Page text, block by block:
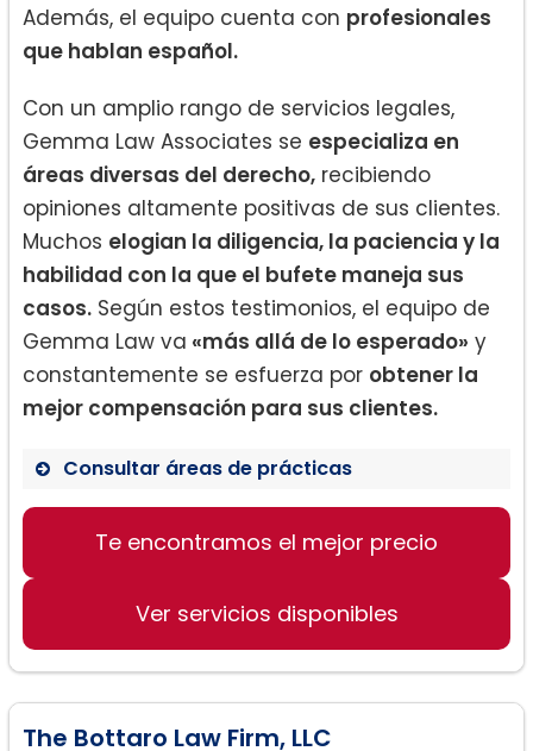
Además, el equipo cuenta con profesionales
que hablan español.
Con un amplio rango de servicios legales,
Gemma Law Associates se especializa en
áreas diversas del derecho, recibiendo
opiniones altamente positivas de sus clientes.
Muchos elogian la diligencia, la paciencia y la
habilidad con la que el bufete maneja sus
casos. Según estos testimonios, el equipo de
Gemma Law va «más allá de lo esperado» y
constantemente se esfuerza por obtener la
mejor compensación para sus clientes.
Consultar áreas de prácticas
Derecho civil
Derecho de família
Te encontramos el mejor precio
Ver servicios disponibles
The Bottaro Law Firm, LLC